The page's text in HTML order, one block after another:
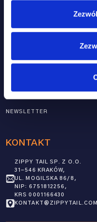
NASZE PODEJŚCIE
BLOG
NEWSLETTER
KONTAKT
ZIPPY TAIL SP. Z O.O.
31-546 KRAKÓW,
UL. MOGILSKA 86/8,
NIP: 6751812256,
KRS 0001166430
KONTAKT@ZIPPYTAIL.COM